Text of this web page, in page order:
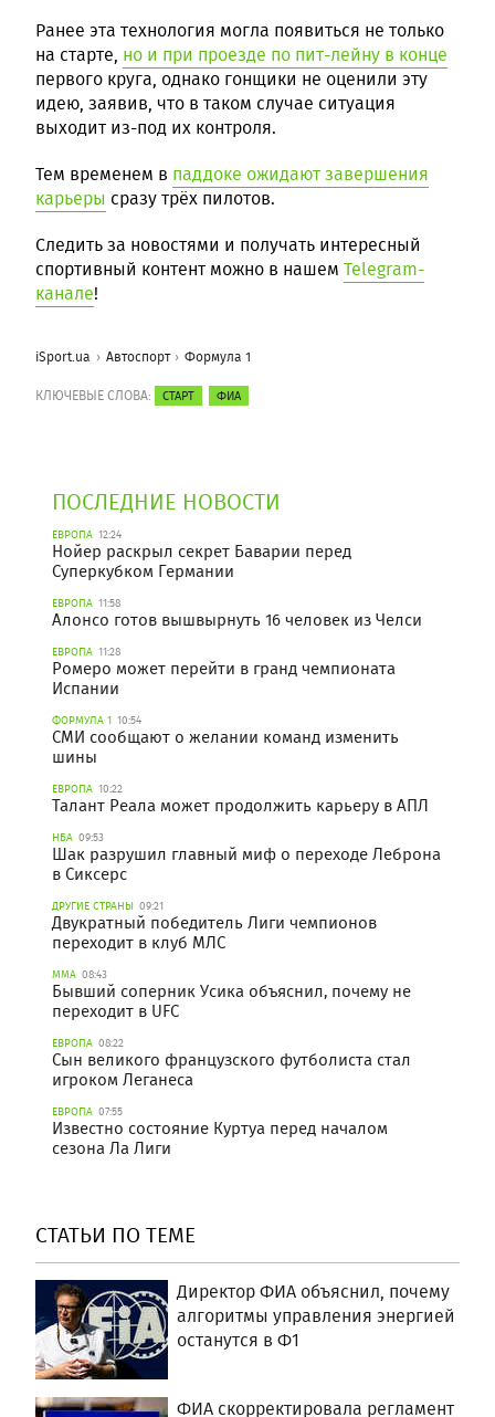
Ранее эта технология могла появиться не только
на старте, но и при проезде по пит-лейну в конце
первого круга, однако гонщики не оценили эту
идею, заявив, что в таком случае ситуация
выходит из-под их контроля.
Тем временем в паддоке ожидают завершения
карьеры сразу трёх пилотов.
Следить за новостями и получать интересный
спортивный контент можно в нашем Telegram-
канале!
iSport.ua Автоспорт Формула 1
КЛЮЧЕВЫЕ СЛОВА: СТАРТ ФИА
ПОСЛЕДНИЕ НОВОСТИ
ЕВРОПА 12:24
Нойер раскрыл секрет Баварии перед
Суперкубком Германии
ЕВРОПА 11:58
Алонсо готов вышвырнуть 16 человек из Челси
ЕВРОПА 11:28
Ромеро может перейти в гранд чемпионата
Испании
ФОРМУЛА 1 10:54
СМИ сообщают о желании команд изменить
шины
ЕВРОПА 10:22
Талант Реала может продолжить карьеру в АПЛ
НБА 09:53
Шак разрушил главный миф о переходе Леброна
в Сиксерс
ДРУГИЕ СТРАНЫ 09:21
Двукратный победитель Лиги чемпионов
переходит в клуб МЛС
ММА 08:43
Бывший соперник Усика объяснил, почему не
переходит в UFC
ЕВРОПА 08:22
Сын великого французского футболиста стал
игроком Леганеса
ЕВРОПА 07:55
Известно состояние Куртуа перед началом
сезона Ла Лиги
СТАТЬИ ПО ТЕМЕ
Директор ФИА объяснил, почему
алгоритмы управления энергией
останутся в Ф1
ФИА скорректировала регламент